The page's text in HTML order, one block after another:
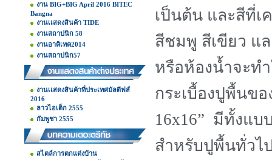
งาน BIG+BIG April 2016 BITEC
Bangna
งานเเสดงสินค้า TIDE
งานสถาปนิก 58
งานอาคิเทค2014
งานสถาปนิก57
งานเเสดงสินค้าที่ประเทศมัลดีฟส์
2016
ลาวไอเต็ก 2555
กัมพูชา 2555
สไตล์การตกแต่งบ้าน
เป็นต้น และสีที่เ
สีชมพู สีเขียว แ
หรือห้องน้ำจะท
กระเบื้องปูพื้นขอ
16x16” มีทั้งแบ
สำหรับปูพื้นทั่วไ